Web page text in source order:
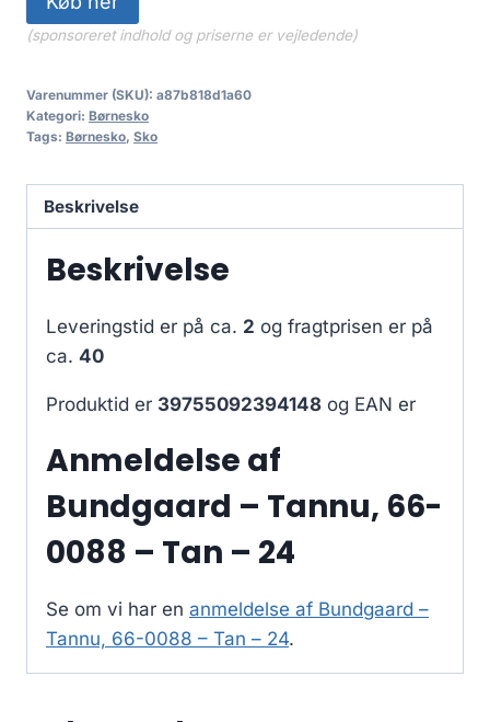
(sponsoreret indhold og priserne er vejledende)
Varenummer (SKU): a87b818d1a60
Kategori: Børnesko
Tags: Børnesko, Sko
Beskrivelse
Beskrivelse
Leveringstid er på ca. 2 og fragtprisen er på
ca. 40
Produktid er 39755092394148 og EAN er
Anmeldelse af
Bundgaard – Tannu, 66-
0088 – Tan – 24
Se om vi har en anmeldelse af Bundgaard –
Tannu, 66-0088 – Tan – 24.